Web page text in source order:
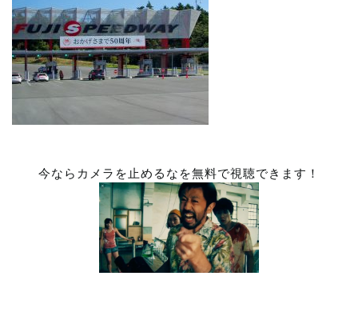
今ならカメラを止めるなを無料で視聴できます！